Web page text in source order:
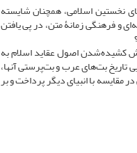
سده‌های نخستین اسلامی، همچنان شایسته
و فرهنگی زمانۀ متن، در پی یافتن
کشیده‌شدن اصول عقاید اسلام به
تاریخ بت‌های عرب و بت‌پرستی آنها،
با انبیای دیگر پرداخت و بر